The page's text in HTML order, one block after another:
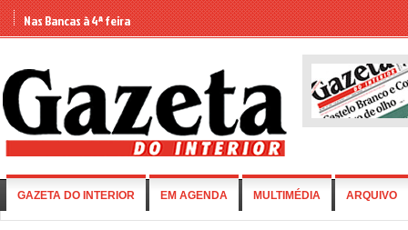
Nas Bancas à 4ª feira
GAZETA DO INTERIOR EM AGENDA MULTIMÉDIA ARQUIVO